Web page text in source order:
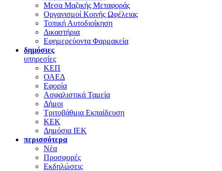
Μεσα Μαζικής Μεταφοράς
Οργανισμοί Κοινής Ωφέλειας
Τοπική Αυτοδιοίκηση
Δικαστήρια
Εφημερεύοντα Φαρμακεία
δημόσιες
υπηρεσίες
ΚΕΠ
ΟΑΕΔ
Εφορία
Ασφαλιστικά Ταμεία
Δήμοι
Τριτοβάθμια Εκπαίδευση
ΚΕΚ
Δημόσια ΙΕΚ
περισσότερα
Νέα
Προσφορές
Εκδηλώσεις